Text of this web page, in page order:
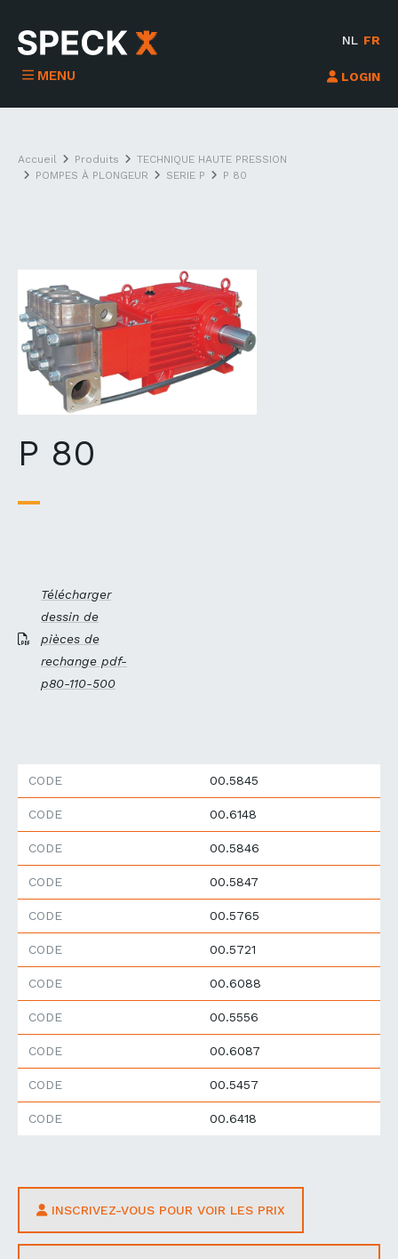
NL FR
LOGIN
MENU
Accueil Produits
TECHNIQUE HAUTE PRESSION
POMPES À PLONGEUR
SERIE P P 80
P 80
Télécharger
dessin de
pièces de
rechange pdf-
p80-110-500
CODE 00.5845
CODE 00.6148
CODE 00.5846
CODE 00.5847
CODE 00.5765
CODE 00.5721
CODE 00.6088
CODE 00.5556
CODE 00.6087
CODE 00.5457
CODE 00.6418
INSCRIVEZ-VOUS POUR VOIR LES PRIX